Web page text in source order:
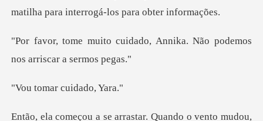
ado, Annika. Não podemos
no
ar cuida